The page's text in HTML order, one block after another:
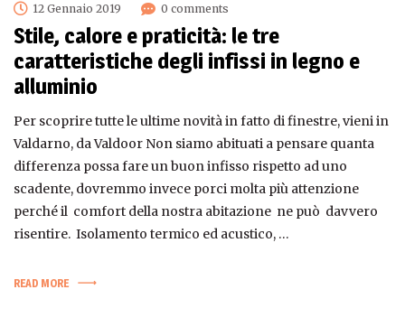
12 Gennaio 2019 0 comments
Stile, calore e praticità: le tre
caratteristiche degli infissi in legno e
alluminio
Per scoprire tutte le ultime novità in fatto di finestre, vieni in
Valdarno, da Valdoor Non siamo abituati a pensare quanta
differenza possa fare un buon infisso rispetto ad uno
scadente, dovremmo invece porci molta più attenzione
perché il comfort della nostra abitazione ne può davvero
risentire. Isolamento termico ed acustico, …
READ MORE